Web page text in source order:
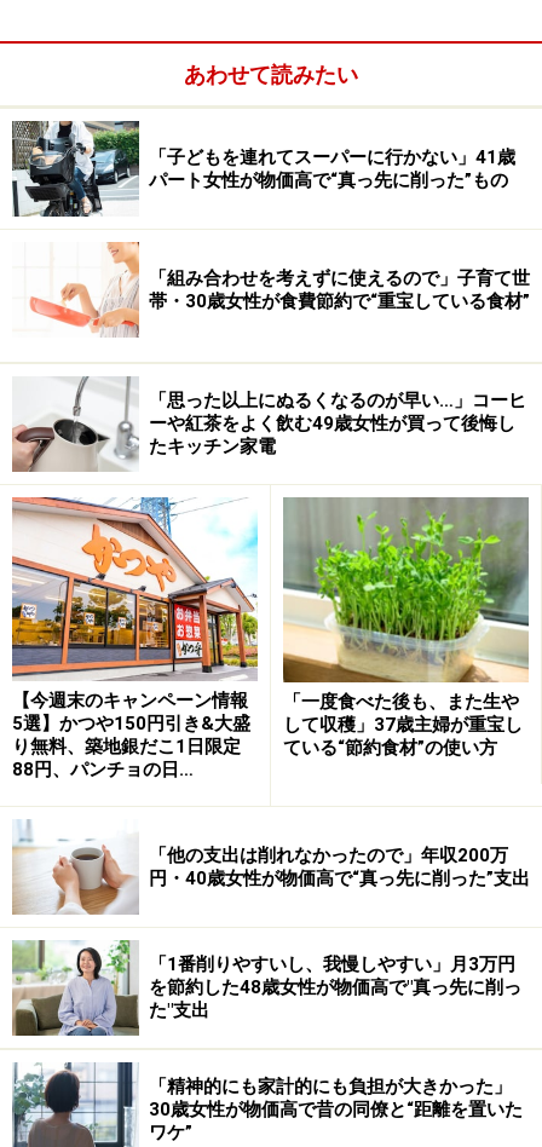
・毎月貯蓄に回している額：5万円
節約のつもりで動いたのに……
今回紹介する愛知県在住39歳女性は「食費」の節約で失
敗してしまいました。
「テレビやインターネットで『まとめ買いは節約にな
る』と紹介されているのを見て、わが家でも実践すれば
食費を抑えられると思ったからです」と節約のきっかけ
を振り返ります。しかし、いざ始めてみると、食費以外
「食費を節約するなら少しでも安いスーパーがいいと思
い、郊外の安い大型スーパーまでまとめ買いに行くよう
にしました。しかし車で往復する距離が長くガソリン代
がかさんだり、せっかくここまで来たなら買わないとと
欲張って余計な買い物が増えたりしてしまいました。結
果として、近所のスーパーで必要な分だけ買う方が出費
を抑えられると気付きました」
女性は「節約するつもりで動いたのに、結果的に出費が
あわせて読みたい
「子どもを連れてスーパーに行かない」41歳
パート女性が物価高で“真っ先に削った”もの
「組み合わせを考えずに使えるので」子育て世
帯・30歳女性が食費節約で“重宝している食材”
「思った以上にぬるくなるのが早い…」コーヒ
ーや紅茶をよく飲む49歳女性が買って後悔し
たキッチン家電
【今週末のキャンペーン情報
5選】かつや150円引き&大盛
り無料、築地銀だこ1日限定
88円、パンチョの日…
「一度食べた後も、また生や
して収穫」37歳主婦が重宝し
ている“節約食材”の使い方
「他の支出は削れなかったので」年収200万
円・40歳女性が物価高で“真っ先に削った”支出
「1番削りやすいし、我慢しやすい」月3万円
を節約した48歳女性が物価高で"真っ先に削っ
た"支出
「精神的にも家計的にも負担が大きかった」
30歳女性が物価高で昔の同僚と“距離を置いた
ワケ”